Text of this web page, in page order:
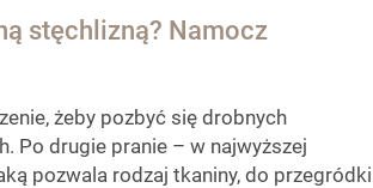
stęchlizną? Namocz
żeby pozbyć się drobnych
Po drugie pranie – w najwyższej
pozwala rodzaj tkaniny, do przegródki